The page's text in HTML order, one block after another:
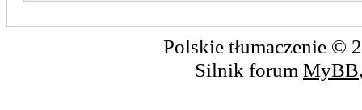
Polskie tłumaczenie ©
Silnik forum MyBB